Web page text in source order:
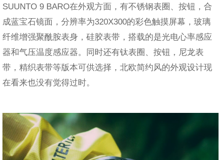
SUUNTO 9 BARO在外观方面，有不锈钢表圈、按钮，合
成蓝宝石镜面，分辨率为320X300的彩色触摸屏幕，玻璃
纤维增强聚酰胺表身，硅胶表带，搭载的是光电心率感应
器和气压温度感应器。同时还有钛表圈、按钮，尼龙表
带，精织表带等版本可供选择，北欧简约风的外观设计现
在看来也没有觉得过时。